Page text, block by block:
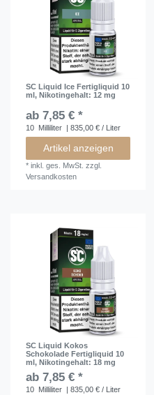
SC Liquid Ice Fertigliquid 10
ml, Nikotingehalt: 12 mg
ab 7,85 € *
10 Milliliter | 835,00 € / Liter
Artikel anzeigen
*inkl. ges. MwSt. zzgl.
Versandkosten
SC Liquid Kokos
Schokolade Fertigliquid 10
ml, Nikotingehalt: 18 mg
ab 7,85 € *
10 Milliliter | 835,00 € / Liter